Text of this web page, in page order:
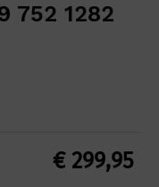
752 1282
€299,95